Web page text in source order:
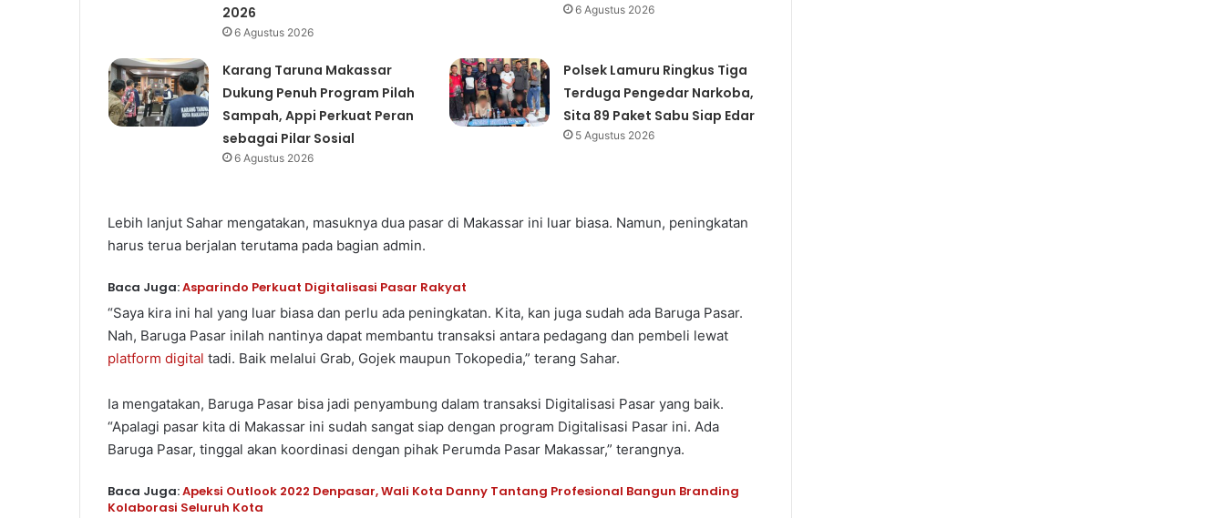
2026
6 Agustus 2026
6 Agustus 2026
Karang Taruna Makassar
Dukung Penuh Program Pilah
Sampah, Appi Perkuat Peran
sebagai Pilar Sosial
6 Agustus 2026
Polsek Lamuru Ringkus Tiga
Terduga Pengedar Narkoba,
Sita 89 Paket Sabu Siap Edar
5 Agustus 2026
Lebih lanjut Sahar mengatakan, masuknya dua pasar di Makassar ini luar biasa. Namun, peningkatan
harus terua berjalan terutama pada bagian admin.
Baca Juga:Asparindo Perkuat Digitalisasi Pasar Rakyat
“Saya kira ini hal yang luar biasa dan perlu ada peningkatan. Kita, kan juga sudah ada Baruga Pasar.
Nah, Baruga Pasar inilah nantinya dapat membantu transaksi antara pedagang dan pembeli lewat
platform digital tadi. Baik melalui Grab, Gojek maupun Tokopedia,” terang Sahar.
Ia mengatakan, Baruga Pasar bisa jadi penyambung dalam transaksi Digitalisasi Pasar yang baik.
“Apalagi pasar kita di Makassar ini sudah sangat siap dengan program Digitalisasi Pasar ini. Ada
Baruga Pasar, tinggal akan koordinasi dengan pihak Perumda Pasar Makassar,” terangnya.
Baca Juga:Apeksi Outlook 2022 Denpasar, Wali Kota Danny Tantang Profesional Bangun Branding
Kolaborasi Seluruh Kota